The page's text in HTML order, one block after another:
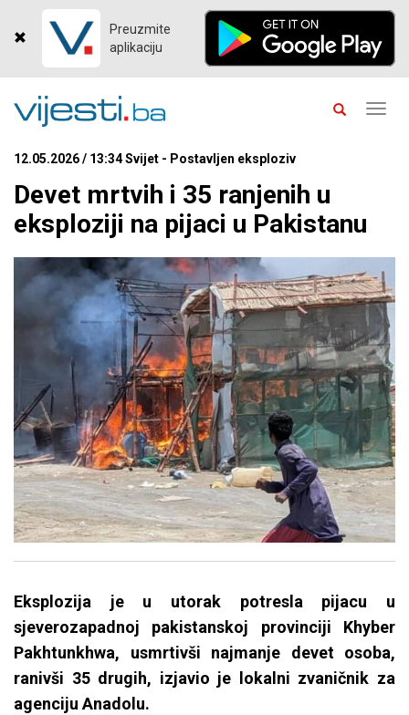
Preuzmite
aplikaciju
12.05.2026 / 13:34 Svijet - Postavljen eksploziv
Devet mrtvih i 35 ranjenih u
eksploziji na pijaci u Pakistanu
Eksplozija je u utorak potresla pijacu u
sjeverozapadnoj pakistanskoj provinciji Khyber
Pakhtunkhwa, usmrtivši najmanje devet osoba,
ranivši 35 drugih, izjavio je lokalni zvaničnik za
agenciju Anadolu.